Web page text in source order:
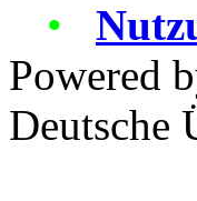
•
Powered
Deutsche